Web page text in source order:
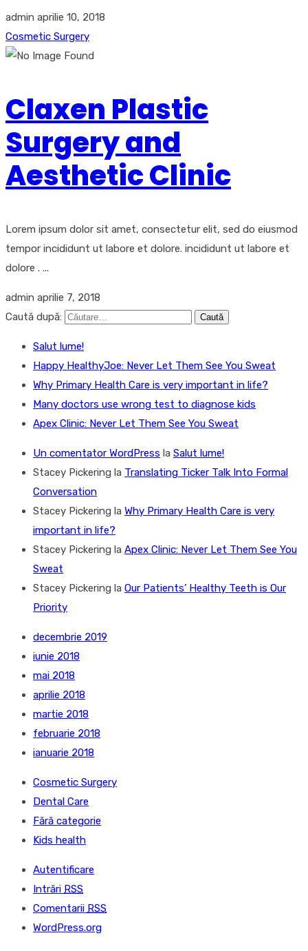
admin aprilie 10, 2018
Cosmetic Surgery
Claxen Plastic
Surgery and
Aesthetic Clinic
Lorem ipsum dolor sit amet, consectetur elit, sed do eiusmod
tempor incididunt ut labore et dolore. incididunt ut labore et
dolore . ...
admin aprilie 7, 2018
Caută după:
Salut lume!
Happy HealthyJoe: Never Let Them See You Sweat
Why Primary Health Care is very important in life?
Many doctors use wrong test to diagnose kids
Apex Clinic: Never Let Them See You Sweat
Un comentator WordPress la Salut lume!
Stacey Pickering la Translating Ticker Talk Into Formal
Conversation
Stacey Pickering la Why Primary Health Care is very
important in life?
Stacey Pickering la Apex Clinic: Never Let Them See You
Sweat
Stacey Pickering la Our Patients’ Healthy Teeth is Our
Priority
decembrie 2019
iunie 2018
mai 2018
aprilie 2018
martie 2018
februarie 2018
ianuarie 2018
Cosmetic Surgery
Dental Care
Fără categorie
Kids health
Autentificare
Intrări RSS
Comentarii RSS
WordPress.org